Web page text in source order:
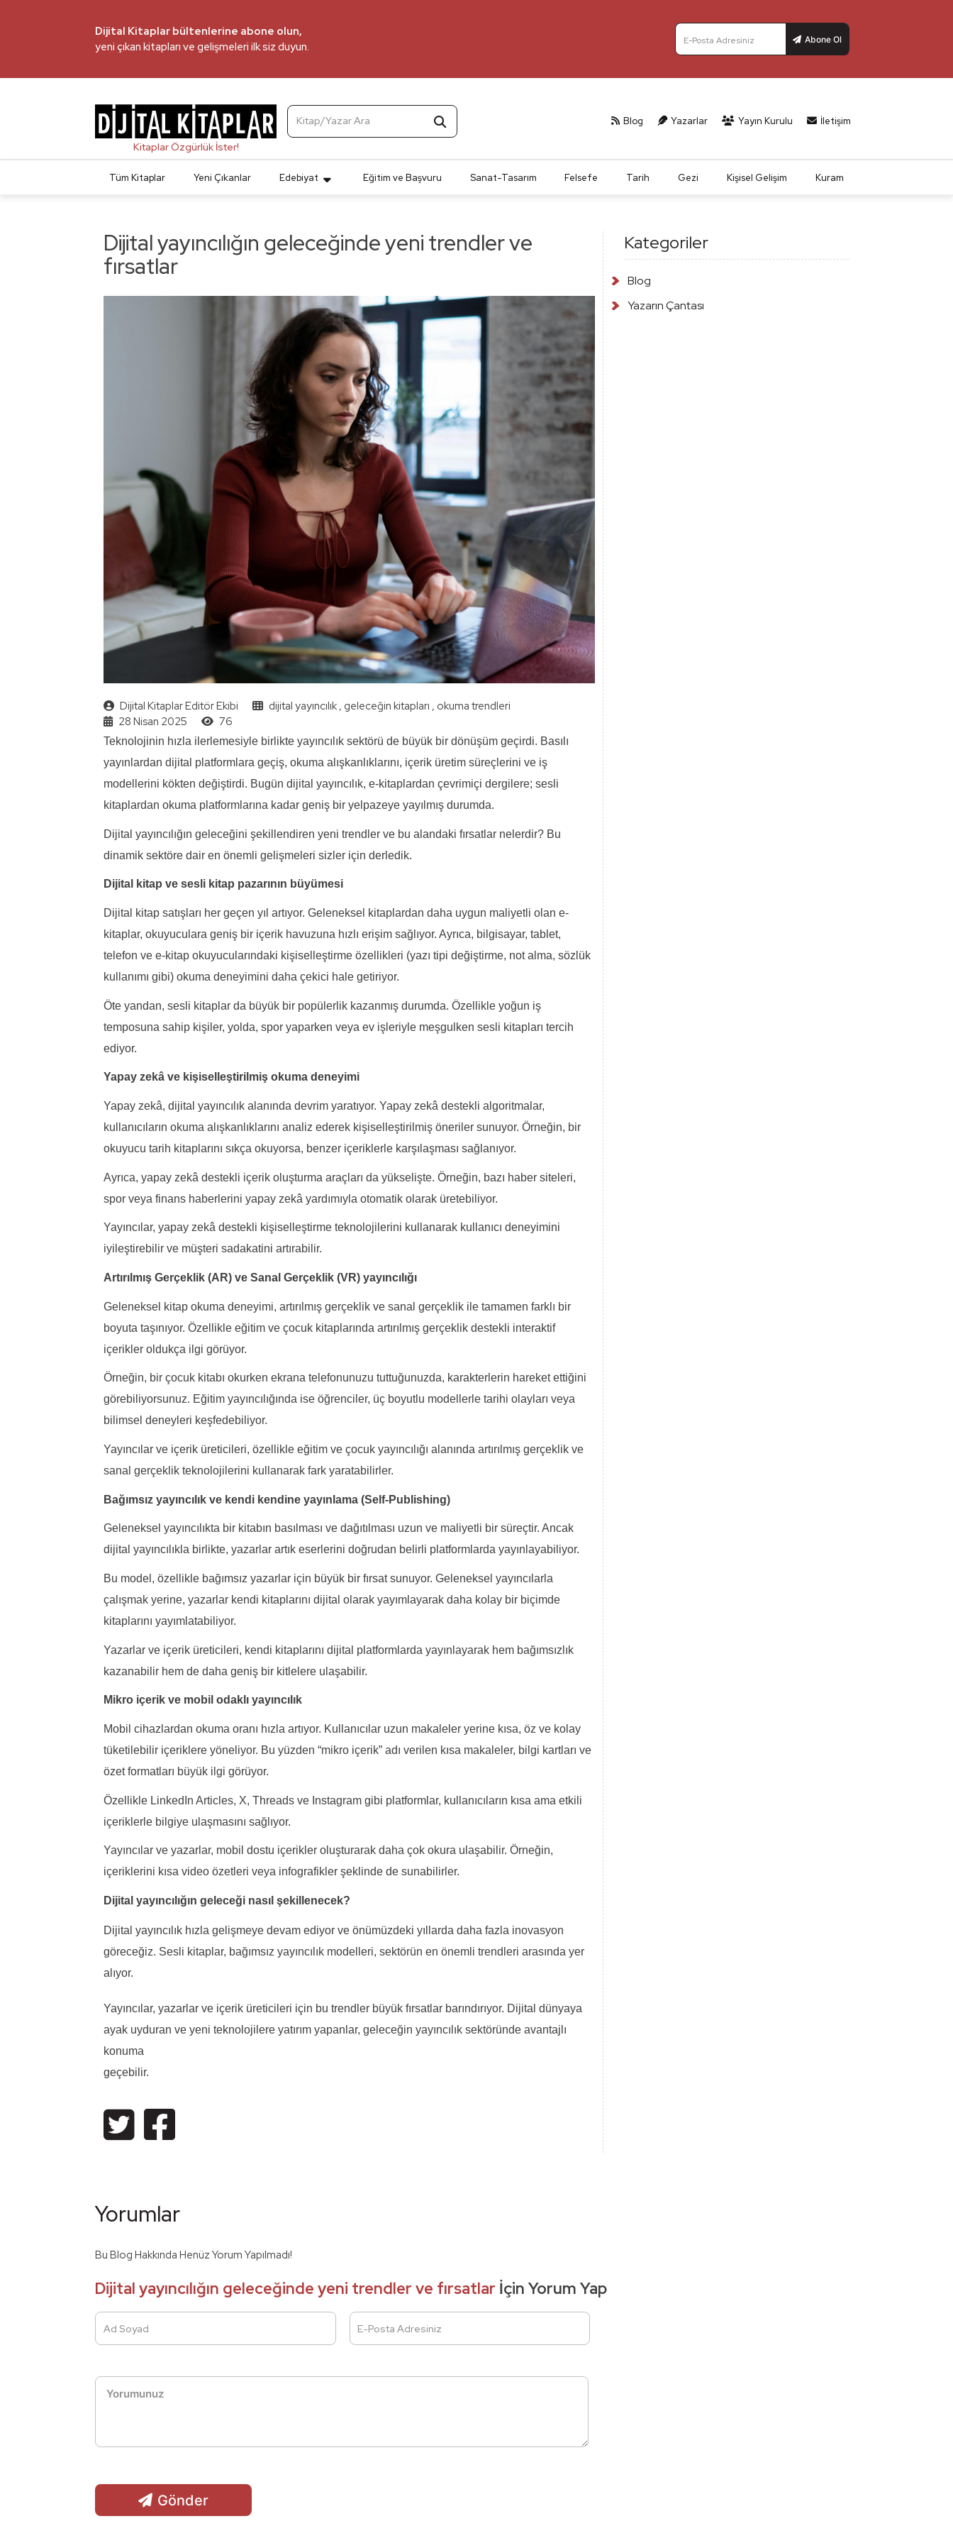
Dijital Kitaplar bültenlerine abone olun,
yeni çıkan kitapları ve gelişmeleri ilk siz duyun.
Abone Ol
E-Posta Adresiniz
Kitap/Yazar Ara Blog Yazarlar Yayın Kurulu İletişim
Tüm Kitaplar Yeni Çıkanlar Edebiyat Eğitim ve Başvuru Sanat-Tasarım Felsefe Tarih Gezi Kişisel Gelişim Kuram
Dijital yayıncılığın geleceğinde yeni trendler ve
fırsatlar
Dijital Kitaplar Editör Ekibi dijital yayıncılık, geleceğin kitapları , okuma trendleri
28 Nisan 2025
76
Teknolojinin hızla ilerlemesiyle birlikte yayıncılık sektörü de büyük bir dönüşüm geçirdi. Basılı
yayınlardan dijital platformlara geçiş, okuma alışkanlıklarını, içerik üretim süreçlerini ve iş
modellerini kökten değiştirdi. Bugün dijital yayıncılık, e-kitaplardan çevrimiçi dergilere; sesli
kitaplardan okuma platformlarına kadar geniş bir yelpazeye yayılmış durumda.
Dijital yayıncılığın geleceğini şekillendiren yeni trendler ve bu alandaki fırsatlar nelerdir? Bu
dinamik sektöre dair en önemli gelişmeleri sizler için derledik.
Dijital kitap ve sesli kitap pazarının büyümesi
Dijital kitap satışları her geçen yıl artıyor. Geleneksel kitaplardan daha uygun maliyetli olan e-
kitaplar, okuyuculara geniş bir içerik havuzuna hızlı erişim sağlıyor. Ayrıca, bilgisayar, tablet,
telefon ve e-kitap okuyucularındaki kişiselleştirme özellikleri (yazı tipi değiştirme, not alma, sözlük
kullanımı gibi) okuma deneyimini daha çekici hale getiriyor.
Öte yandan, sesli kitaplar da büyük bir popülerlik kazanmış durumda. Özellikle yoğun iş
temposuna sahip kişiler, yolda, spor yaparken veya ev işleriyle meşgulken sesli kitapları tercih
ediyor.
Yapay zekâ ve kişiselleştirilmiş okuma deneyimi
Yapay zekâ, dijital yayıncılık alanında devrim yaratıyor. Yapay zekâ destekli algoritmalar,
kullanıcıların okuma alışkanlıklarını analiz ederek kişiselleştirilmiş öneriler sunuyor. Örneğin, bir
okuyucu tarih kitaplarını sıkça okuyorsa, benzer içeriklerle karşılaşması sağlanıyor.
Ayrıca, yapay zekâ destekli içerik oluşturma araçları da yükselişte. Örneğin, bazı haber siteleri,
spor veya finans haberlerini yapay zekâ yardımıyla otomatik olarak üretebiliyor.
Yayıncılar, yapay zekâ destekli kişiselleştirme teknolojilerini kullanarak kullanıcı deneyimini
iyileştirebilir ve müşteri sadakatini artırabilir.
Artırılmış Gerçeklik (AR) ve Sanal Gerçeklik (VR) yayıncılığı
Geleneksel kitap okuma deneyimi, artırılmış gerçeklik ve sanal gerçeklik ile tamamen farklı bir
boyuta taşınıyor. Özellikle eğitim ve çocuk kitaplarında artırılmış gerçeklik destekli interaktif
içerikler oldukça ilgi görüyor.
Örneğin, bir çocuk kitabı okurken ekrana telefonunuzu tuttuğunuzda, karakterlerin hareket ettiğini
görebiliyorsunuz. Eğitim yayıncılığında ise öğrenciler, üç boyutlu modellerle tarihi olayları veya
bilimsel deneyleri keşfedebiliyor.
Yayıncılar ve içerik üreticileri, özellikle eğitim ve çocuk yayıncılığı alanında artırılmış gerçeklik ve
sanal gerçeklik teknolojilerini kullanarak fark yaratabilirler.
Bağımsız yayıncılık ve kendi kendine yayınlama (Self-Publishing)
Geleneksel yayıncılıkta bir kitabın basılması ve dağıtılması uzun ve maliyetli bir süreçtir. Ancak
dijital yayıncılıkla birlikte, yazarlar artık eserlerini doğrudan belirli platformlarda yayınlayabiliyor.
Bu model, özellikle bağımsız yazarlar için büyük bir fırsat sunuyor. Geleneksel yayıncılarla
çalışmak yerine, yazarlar kendi kitaplarını dijital olarak yayımlayarak daha kolay bir biçimde
kitaplarını yayımlatabiliyor.
Yazarlar ve içerik üreticileri, kendi kitaplarını dijital platformlarda yayınlayarak hem bağımsızlık
kazanabilir hem de daha geniş bir kitlelere ulaşabilir.
Mikro içerik ve mobil odaklı yayıncılık
Mobil cihazlardan okuma oranı hızla artıyor. Kullanıcılar uzun makaleler yerine kısa, öz ve kolay
tüketilebilir içeriklere yöneliyor. Bu yüzden “mikro içerik” adı verilen kısa makaleler, bilgi kartları ve
özet formatları büyük ilgi görüyor.
Özellikle LinkedIn Articles, X, Threads ve Instagram gibi platformlar, kullanıcıların kısa ama etkili
içeriklerle bilgiye ulaşmasını sağlıyor.
Yayıncılar ve yazarlar, mobil dostu içerikler oluşturarak daha çok okura ulaşabilir. Örneğin,
içeriklerini kısa video özetleri veya infografikler şeklinde de sunabilirler.
Dijital yayıncılığın geleceği nasıl şekillenecek?
Dijital yayıncılık hızla gelişmeye devam ediyor ve önümüzdeki yıllarda daha fazla inovasyon
göreceğiz. Sesli kitaplar, bağımsız yayıncılık modelleri, sektörün en önemli trendleri arasında yer
alıyor.
Yayıncılar, yazarlar ve içerik üreticileri için bu trendler büyük fırsatlar barındırıyor. Dijital dünyaya
ayak uyduran ve yeni teknolojilere yatırım yapanlar, geleceğin yayıncılık sektöründe avantajlı
konuma
geçebilir.
Kategoriler
Blog
Yazarın Çantası
Yorumlar
Bu Blog Hakkında Henüz Yorum Yapılmadı!
Dijital yayıncılığın geleceğinde yeni trendler ve fırsatlar İçin Yorum Yap
Ad Soyad E-Posta Adresiniz
Gönder